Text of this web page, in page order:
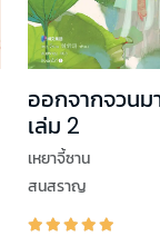
ออกจากจวนม
เล่ม 2
เหยาจี้ซาน
สนสราญ